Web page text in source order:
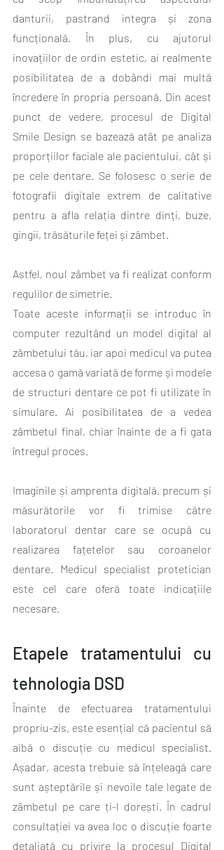
danturii, pastrand integra și zona
funcțională. În plus, cu ajutorul
inovațiilor de ordin estetic, ai realmente
posibilitatea de a dobândi mai multă
încredere în propria persoană. Din acest
punct de vedere, procesul de Digital
Smile Design se bazează atât pe analiza
proporțiilor faciale ale pacientului, cât și
pe cele dentare. Se folosesc o serie de
fotografii digitale extrem de calitative
pentru a afla relația dintre dinți, buze,
gingii, trăsăturile feței și zâmbet.
Astfel, noul zâmbet va fi realizat conform
regulilor de simetrie.
Toate aceste informații se introduc în
computer rezultând un model digital al
zâmbetului tău, iar apoi medicul va putea
accesa o gamă variată de forme și modele
de structuri dentare ce pot fi utilizate în
simulare. Ai posibilitatea de a vedea
zâmbetul final, chiar înainte de a fi gata
întregul proces.
Imaginile și amprenta digitală, precum și
măsurătorile vor fi trimise către
laboratorul dentar care se ocupă cu
realizarea fațetelor sau coroanelor
dentare. Medicul specialist protetician
este cel care oferă toate indicațiile
necesare.
Etapele tratamentului cu
tehnologia DSD
Înainte de efectuarea tratamentului
propriu-zis, este esențial că pacientul să
aibă o discuție cu medicul specialist.
Așadar, acesta trebuie să înțeleagă care
sunt așteptările și nevoile tale legate de
zâmbetul pe care ți-l dorești. În cadrul
consultației va avea loc o discuție foarte
detaliată cu privire la procesul Digital